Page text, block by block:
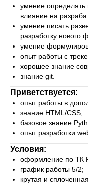
умение определять
влияние на
умение писать
разработку нового
умение
опыт работы с
хорошее знание
знание git.
Приветствуется:
опыт работы в
знание HTML/CSS;
базовое знание
опыт разработки
Условия:
оформление по ТК
график работы 5/2;
крутая и